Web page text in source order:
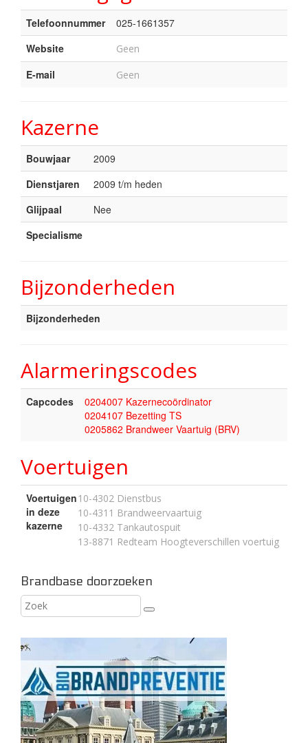
Telefoonnummer
025-1661357
Website
Geen
E-mail Geen
Kazerne
Bouwjaar
2009
Dienstjaren
2009 t/m heden
Glijpaal
Nee
Specialisme
Bijzonderheden
Bijzonderheden
Alarmeringscodes
Capcodes
0204007 Kazernecoördinator
0204107 Bezetting TS
0205862 Brandweer Vaartuig (BRV)
Voertuigen
Voertuigen
in deze
kazerne
10-4302 Dienstbus
10-4311 Brandweervaartuig
10-4332 Tankautospuit
13-8871 Redteam Hoogteverschillen voertuig
Brandbase doorzoeken